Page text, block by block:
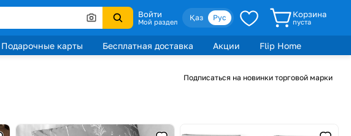
Войти
Мой раздел Қаз Рус Корзина
пуста
Подарочные карты Бесплатная доставка Акции
Flip Home
Подписаться на новинки торговой марки